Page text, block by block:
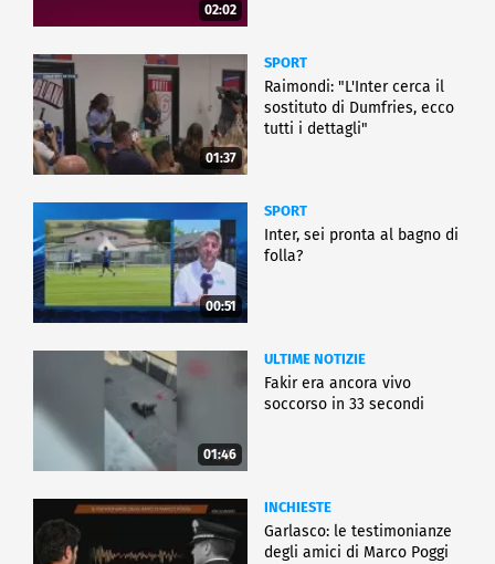
02:02
01:37
SPORT
Raimondi: "L'Inter cerca il
sostituto di Dumfries, ecco
tutti i dettagli"
00:51
SPORT
Inter, sei pronta al bagno di
folla?
01:46
ULTIME NOTIZIE
Fakir era ancora vivo
soccorso in 33 secondi
INCHIESTE
Garlasco: le testimonianze
degli amici di Marco Poggi